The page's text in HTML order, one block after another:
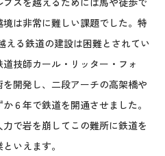
は非常に難しい課題でした。特
える鉄道の建設は困難とされてい
技師カール・リッター・フォ
開発し、二段アーチの高架橋や
６年で鉄道を開通させました。
で岩を崩してこの難所に鉄道を
いえます。